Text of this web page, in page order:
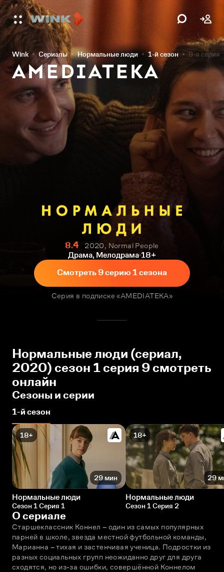
Wink Сериалы Нормальные люди 1-й сезон 9-я серия
8.4
2020, Normal People
Драма, Мелодрама 18+
Смотреть 9 серию 1 сезона
Серия в подписке «AMEDIATEKA»
Нормальные люди (сериал,
2020) сезон 1 серия 9 смотреть
онлайн
Сезоны и серии
1-й сезон
18+
29 мин
Нормальные люди
Сезон 1 Серия 1
18+
29
Нормальные люди
Сезон 1 Серия 2
О сериале
Старшеклассник Коннел – один из самых популярных
парней в школе, звезда местной футбольной команды,
Марианна – тихая и застенчивая ученица. Подростки из
разных социальных групп неожиданно друг для друга
сходятся, но из-за ошибки, совершённой Коннелом